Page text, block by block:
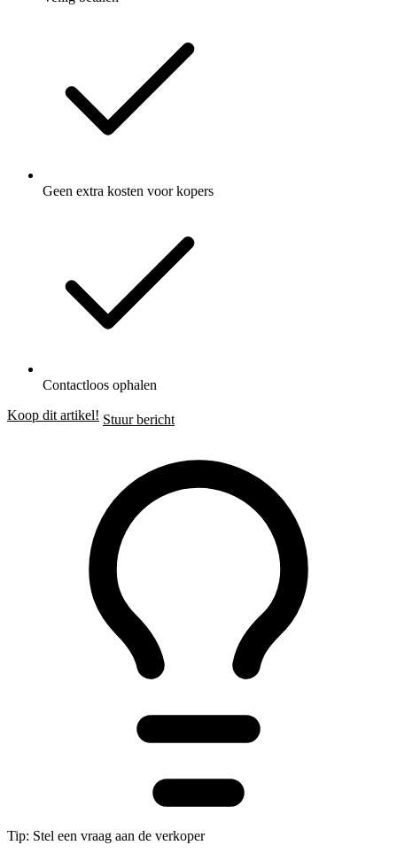
Geen extra kosten voor kopers
Contactloos ophalen
Koop dit artikel! Stuur bericht
Tip: Stel een vraag aan de verkoper